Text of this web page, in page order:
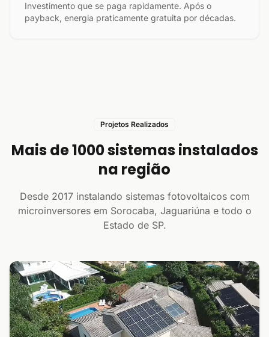
Investimento que se paga rapidamente. Após o
payback, energia praticamente gratuita por décadas.
Projetos Realizados
Mais de 1000 sistemas instalados
na região
Desde 2017 instalando sistemas fotovoltaicos com
microinversores em Sorocaba, Jaguariúna e todo o
Estado de SP.